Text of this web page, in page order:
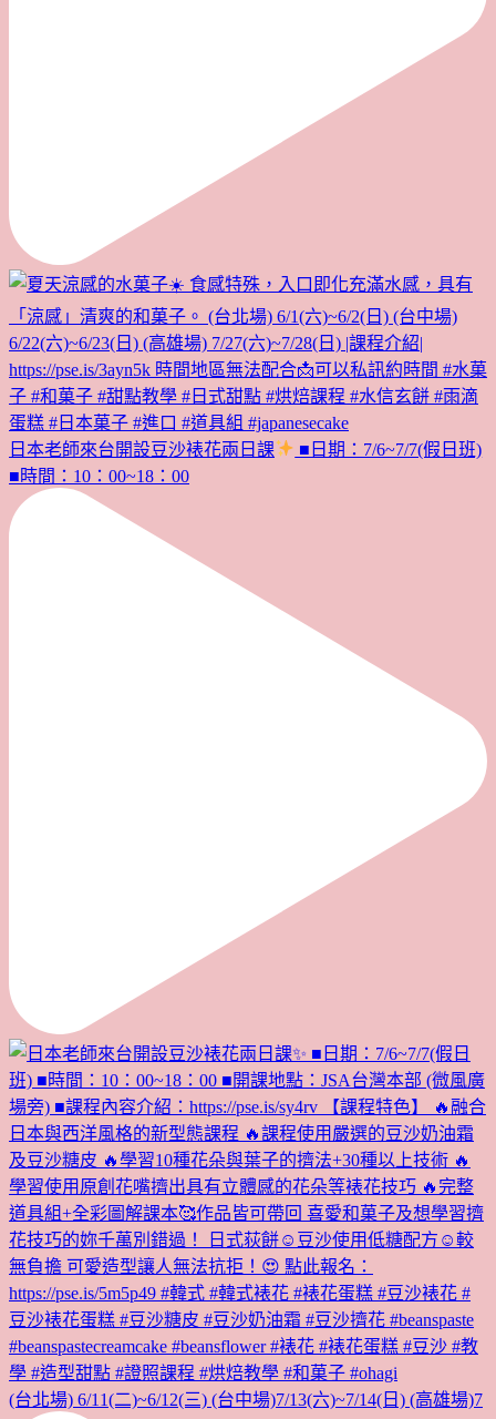
日本老師來台開設豆沙裱花兩日課
■日期：7/6~7/7(假日班)
■時間：10：00~18：00
(台北場) 6/11(二)~6/12(三) (台中場)7/13(六)~7/14(日) (高雄場)7